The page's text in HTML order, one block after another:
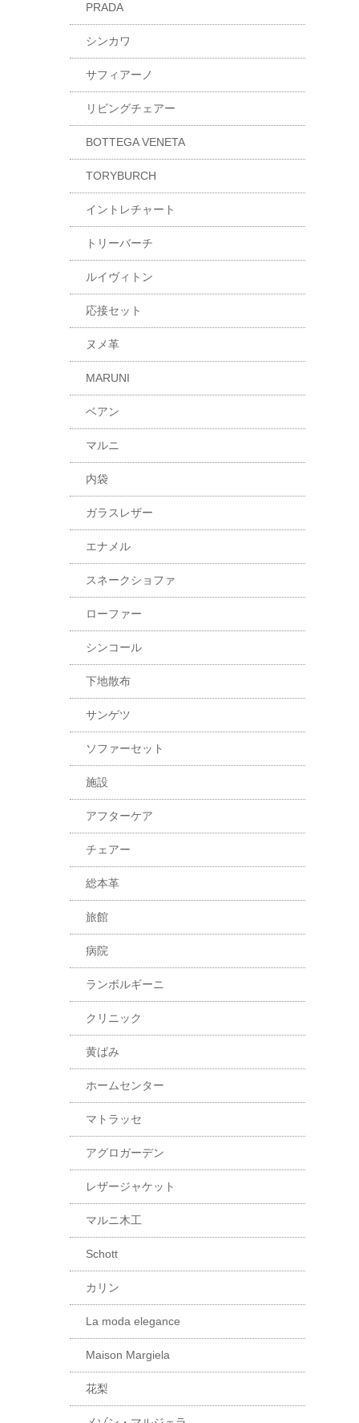
PRADA
シンカワ
サフィアーノ
リビングチェアー
BOTTEGA VENETA
TORYBURCH
イントレチャート
トリーバーチ
ルイヴィトン
応接セット
ヌメ革
MARUNI
ベアン
マルニ
内袋
ガラスレザー
エナメル
スネークショファ
ローファー
シンコール
下地散布
サンゲツ
ソファーセット
施設
アフターケア
チェアー
総本革
旅館
病院
ランボルギーニ
クリニック
黄ばみ
ホームセンター
マトラッセ
アグロガーデン
レザージャケット
マルニ木工
Schott
カリン
La moda elegance
Maison Margiela
花梨